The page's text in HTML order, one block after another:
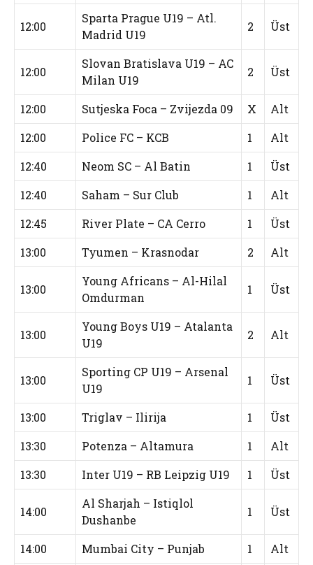
12:00
Sparta Prague U19 – Atl.
Madrid U19
2 Üst
12:00
Slovan Bratislava U19 – AC
Milan U19
2 Üst
12:00 Sutjeska Foca – Zvijezda 09 X
Alt
12:00
Police FC – KCB 1
Alt
12:40
Neom SC – Al Batin 1
Üst
12:40
Saham – Sur Club 1
Alt
12:45
River Plate – CA Cerro 1
Üst
13:00
Tyumen – Krasnodar 2 Alt
13:00
Young Africans – Al-Hilal
Omdurman
1 Üst
13:00
Young Boys U19 – Atalanta
U19
2 Alt
13:00
Sporting CP U19 – Arsenal
U19
1 Üst
13:00 Triglav – Ilirija 1
Üst
13:30
Potenza – Altamura 1
Alt
13:30
Inter U19 – RB Leipzig U19 1 Üst
14:00
Al Sharjah – Istiqlol
Dushanbe
1 Üst
14:00 Mumbai City – Punjab 1
Alt